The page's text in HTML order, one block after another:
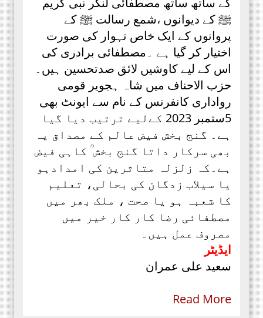
ﷺ کے دیوانوں ،شمع رسالت ﷺ کے
پروانوں کے ایک خاص تہوار کی صورت
اختیار کر گیا ہے ۔مصطفائی برادری کی
اس کے لیے کاوشیں لائق صدتحسین ہیں۔
حزب الاحناف میں شاہ ہجویر قومی
رواداری کانفرنس کے نام سے ایونٹ بھی
5ستمبر 2023 کےلیے ترتیب دیا گیا
ہے۔ گنج بخش فیض عالم کے مصداق یہ
بھی سرکار داتا گنج بخش ؒ کاہی فیض
ہے۔کہ زلزلہ متاثرین کی امدادہو
یا سیلاب زدگان کی بحالی، تعلیم
کا شعبہ ہو یا صحت ، ملک بھر میں
مصطفائی رضا کار کار خیر میں
مصروف عمل ہیں۔
ایڈیٹر
سعید علی عمران
Read More